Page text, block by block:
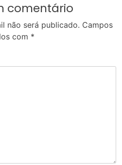
comentário
não será publicado. Campos
com *